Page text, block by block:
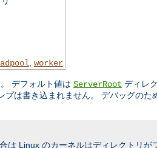
worker
デフォルト値は ServerRoot ディレ
は書き込まれません。 デバッグの
Linux のカーネルはディレクトリ